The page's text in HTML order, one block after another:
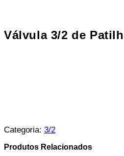
Válvula 3/2 de
Categoria: 3/2
Produtos Relacionados